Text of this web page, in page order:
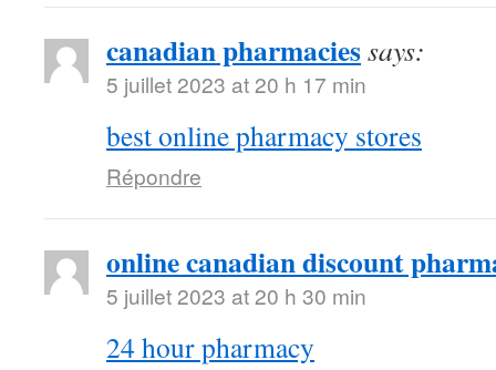
canadian pharmaciessays:
5 juillet 2023 at 20 h 17 min
best online pharmacy stores
Répondre
online canadian discount
5 juillet 2023 at 20 h 30 min
24 hour pharmacy